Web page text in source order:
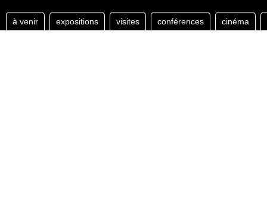
à venir expositions visites conférences cinéma